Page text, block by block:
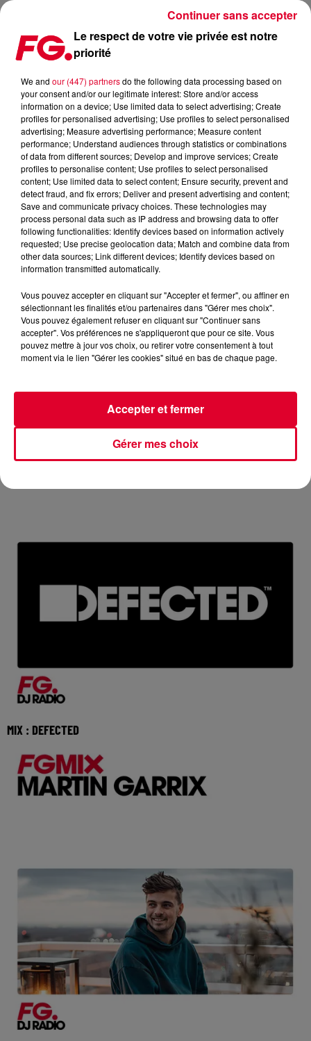
PODCASTS LES + RECENTS
Réécoutez FG mix avec Tr3nacria du jeudi 9 juillet 2026 🎧
MIX : DEFECTED
🎧 Ecoutez Radio FG sur http://www.radio
Le respect de votre vie privée est notre
priorité
We and our (447) partnersdo the following data processing based on
your consent and/or our legitimate interest: Store and/or access
information on a device; Use limited data to select advertising; Create
profiles for personalised advertising; Use profiles to select personalised
advertising; Measure advertising performance; Measure content
performance; Understand audiences through statistics or combinations
of data from different sources; Develop and improve services; Create
profiles to personalise content; Use profiles to select personalised
content; Use limited data to select content; Ensure security, prevent and
detect fraud, and fix errors; Deliver and present advertising and content;
Save and communicate privacy choices. These technologies may
process personal data such as IP address and browsing data to offer
following functionalities: Identify devices based on information actively
requested; Use precise geolocation data; Match and combine data from
other data sources; Link different devices; Identify devices based on
information transmitted automatically.
Vous pouvez accepter en cliquant sur "Accepter et fermer", ou affiner en
sélectionnant les finalités et/ou partenaires dans "Gérer mes choix".
Vous pouvez également refuser en cliquant sur "Continuer sans
accepter". Vos préférences ne s'appliqueront que pour ce site. Vous
pouvez mettre à jour vos choix, ou retirer votre consentement à tout
moment via le lien "Gérer les cookies" situé en bas de chaque page.
Gérer mes choix
Accepter et fermer
Continuer sans accepter